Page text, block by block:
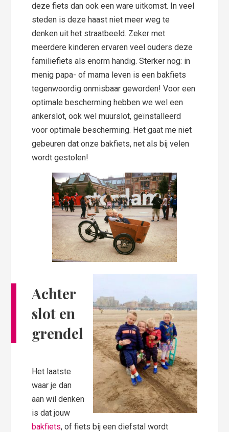
deze fiets dan ook een ware uitkomst. In veel
steden is deze haast niet meer weg te
denken uit het straatbeeld. Zeker met
meerdere kinderen ervaren veel ouders deze
familiefiets als enorm handig. Sterker nog: in
menig papa- of mama leven is een bakfiets
tegenwoordig onmisbaar geworden! Voor een
optimale bescherming hebben we wel een
ankerslot, ook wel muurslot, geïnstalleerd
voor optimale bescherming. Het gaat me niet
gebeuren dat onze bakfiets, net als bij velen
wordt gestolen!
Achter
slot en
grendel
Het laatste
waar je dan
aan wil denken
is dat jouw
bakfiets, of fiets bij een diefstal wordt